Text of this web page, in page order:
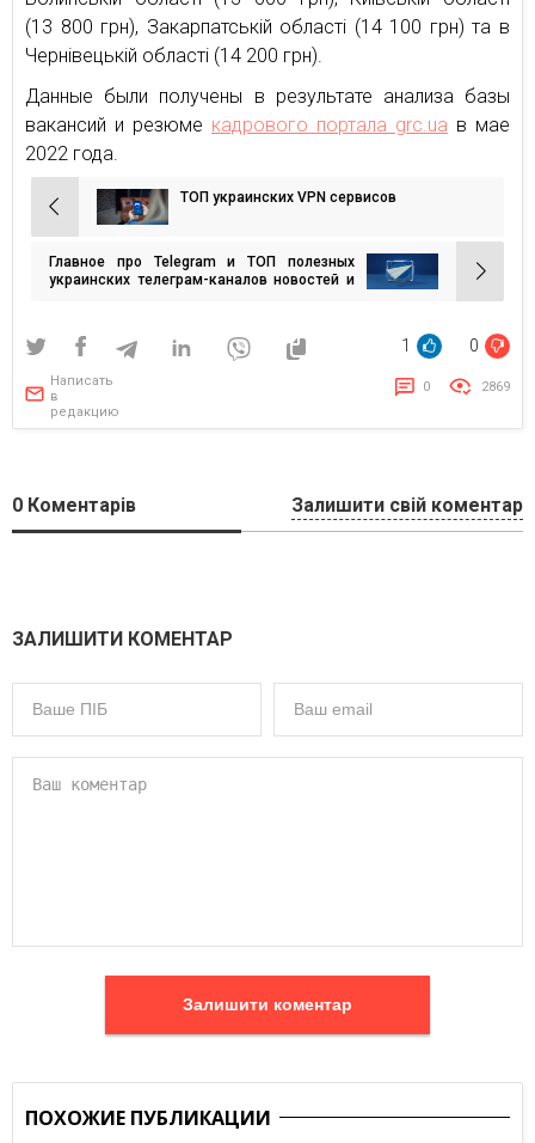
(13 800 грн), Закарпатській області (14 100 грн) та в
Чернівецькій області (14 200 грн).
Данные были получены в результате анализа базы
вакансий и резюме кадрового портала grc.ua в мае
2022 года.
Навигация
по
записям
ТОП украинских VPN сервисов
Главное про Telegram и ТОП полезных
украинских телеграм-каналов новостей и
1 0
Написать
в
редакцию
0 2869
0 Коментарів Залишити свій коментар
ЗАЛИШИТИ КОМЕНТАР
Залишити коментар
ПОХОЖИЕ ПУБЛИКАЦИИ